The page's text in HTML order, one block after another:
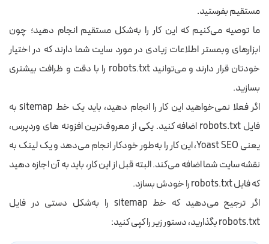
مستقیم بفرستید.
ما توصیه می‌کنیم که این کار را به‌شکل مستقیم انجام دهید؛ چون
ابزارهای وبمستر اطلاعات زیادی در مورد سایت شما دارند که در اختیار
خودتان قرار دارند و می‌توانید robots.txt را با دقت و ظرافت بیشتری
بسازید.
اگر فعلا نمی‌خواهید این کار را انجام دهید، باید یک خط sitemap به
فایل robots.txt اضافه کنید. یکی از معروف‌ترین افزونه های وردپرس،
یعنی Yoast SEO، این کار را به‌طور خودکار انجام می‌دهد و یک لینک به
نقشه سایت شما اضافه می‌کند. البته قبل از این کار، باید به آن اجازه دهید
که فایل robots.txt را خودش بسازد.
اگر ترجیح می‌دهید که خط sitemap را به‌شکل دستی در فایل
robots.txt بگذارید، دستور زیر را کپی کنید: